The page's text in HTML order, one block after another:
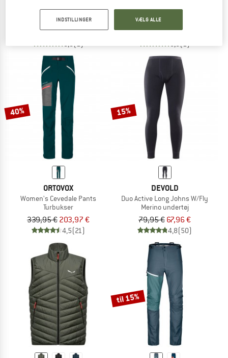
FT Beanie
Hue
36,95 €
5,0(1)
Fold-Up Beanie
Hue
36,95 €
5,0(1)
40%
ORTOVOX
Women's Cevedale Pants
Turbukser
339,95 € 203,97 €
4,5(21)
15%
DEVOLD
Duo Active Long Johns W/Fly
Merino undertøj
79,95 € 67,96 €
4,8(50)
til 15%
INDSTILLINGER VÆLG ALLE